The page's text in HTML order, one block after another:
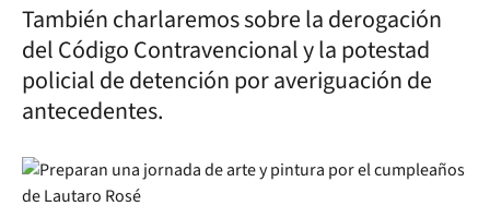
También charlaremos sobre la derogación
del Código Contravencional y la potestad
policial de detención por averiguación de
antecedentes.